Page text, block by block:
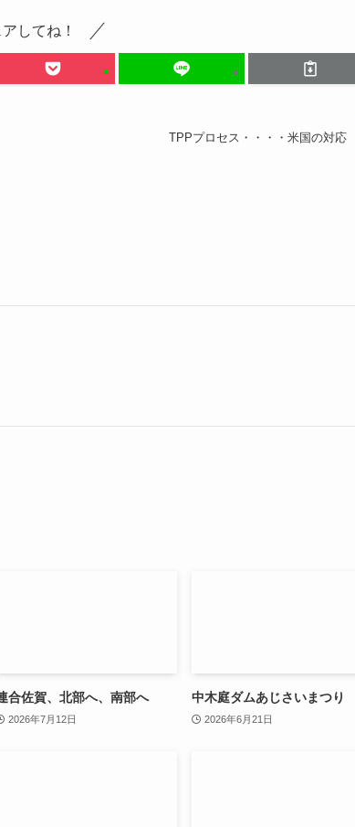
してね！
TPPプロセス・・・・米国の対応
合佐賀、北部へ、南部へ
2026年7月12日
中木庭ダムあじさいまつり
2026年6月21日